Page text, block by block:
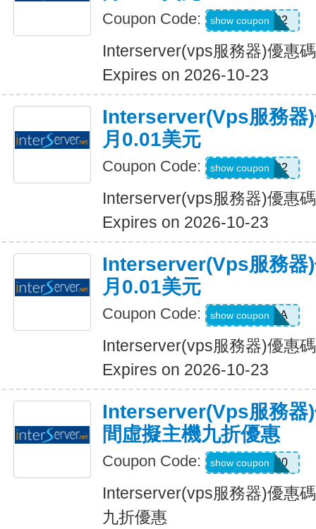
Coupon Code: RENE02
show coupon
Interserver(vps服務器)優惠
Expires on 2026-10-23
Interserver(vps服務器
月0.01美元
Coupon Code: Baterbonia02
show coupon
Interserver(vps服務器)優惠
Expires on 2026-10-23
Interserver(vps服務器
月0.01美元
Coupon Code: DAVRAA
show coupon
Interserver(vps服務器)優惠
Expires on 2026-10-23
Interserver(vps服務器
間虛擬主機九折優惠
Coupon Code: INTER90
show coupon
Interserver(vps服務器)優惠
九折優惠